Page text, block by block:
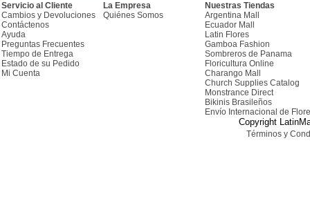
Servicio al Cliente
Cambios y Devoluciones
Contáctenos
Ayuda
Preguntas Frecuentes
Tiempo de Entrega
Estado de su Pedido
Mi Cuenta
La Empresa
Quiénes Somos
Nuestras Tiendas
Argentina Mall
Ecuador Mall
Latin Flores
Gamboa Fashion
Sombreros de Panama
Floricultura Online
Charango Mall
Church Supplies Catalog
Monstrance Direct
Bikinis Brasileños
Envío Internacional de
Copyright
Términos y